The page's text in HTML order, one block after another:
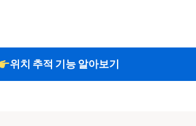
위치 추적 기능 알아보기